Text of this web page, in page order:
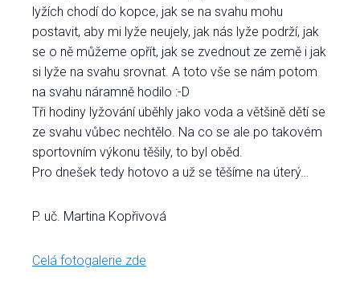
lyžích chodí do kopce, jak se na svahu mohu
postavit, aby mi lyže neujely, jak nás lyže podrží, jak
se o ně můžeme opřít, jak se zvednout ze země i jak
si lyže na svahu srovnat. A toto vše se nám potom
na svahu náramně hodilo :-D
Tři hodiny lyžování uběhly jako voda a většině dětí se
ze svahu vůbec nechtělo. Na co se ale po takovém
sportovním výkonu těšily, to byl oběd.
Pro dnešek tedy hotovo a už se těšíme na úterý…
P. uč. Martina Kopřivová
Celá fotogalerie zde